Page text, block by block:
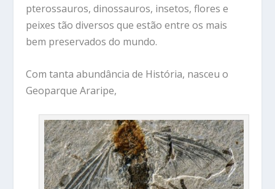
pterossauros, dinossauros, insetos, flores e
peixes tão diversos que estão entre os mais
bem preservados do mundo.
Com tanta abundância de História, nasceu o
Geoparque Araripe,